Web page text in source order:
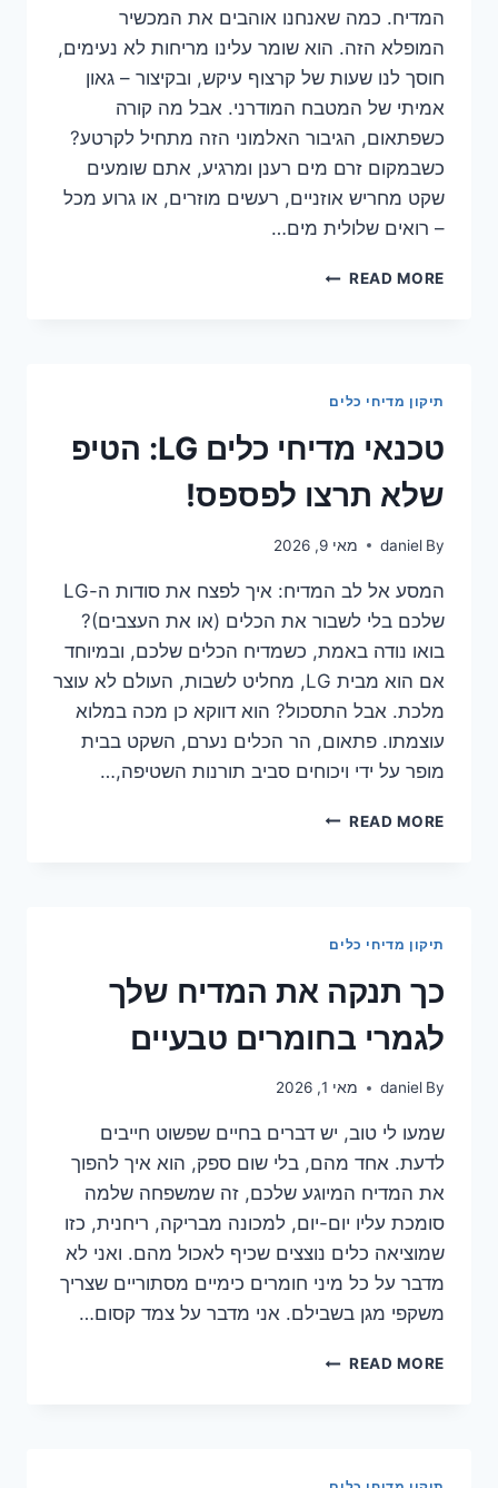
המדיח. כמה שאנחנו אוהבים את המכשיר
המופלא הזה. הוא שומר עלינו מריחות לא נעימים,
חוסך לנו שעות של קרצוף עיקש, ובקיצור – גאון
אמיתי של המטבח המודרני. אבל מה קורה
כשפתאום, הגיבור האלמוני הזה מתחיל לקרטע?
כשבמקום זרם מים רענן ומרגיע, אתם שומעים
שקט מחריש אוזניים, רעשים מוזרים, או גרוע מכל
– רואים שלולית מים…
READ MOREעלות
תכנות
וטיפים
לחיסכון
תיקון מדיחי כלים
טכנאי מדיחי כלים LG: הטיפ
שלא תרצו לפספס!
By
daniel מאי 9, 2026
המסע אל לב המדיח: איך לפצח את סודות ה-LG
שלכם בלי לשבור את הכלים (או את העצבים)?
בואו נודה באמת, כשמדיח הכלים שלכם, ובמיוחד
אם הוא מבית LG, מחליט לשבות, העולם לא עוצר
מלכת. אבל התסכול? הוא דווקא כן מכה במלוא
עוצמתו. פתאום, הר הכלים נערם, השקט בבית
מופר על ידי ויכוחים סביב תורנות השטיפה,…
READ MOREטכנאי
תיקון מדיחי כלים
כך תנקה את המדיח שלך
לגמרי בחומרים טבעיים
By
daniel מאי 1, 2026
שמעו לי טוב, יש דברים בחיים שפשוט חייבים
לדעת. אחד מהם, בלי שום ספק, הוא איך להפוך
את המדיח המיוגע שלכם, זה שמשפחה שלמה
סומכת עליו יום-יום, למכונה מבריקה, ריחנית, כזו
שמוציאה כלים נוצצים שכיף לאכול מהם. ואני לא
מדבר על כל מיני חומרים כימיים מסתוריים שצריך
משקפי מגן בשבילם. אני מדבר על צמד קסום…
READ MOREכך